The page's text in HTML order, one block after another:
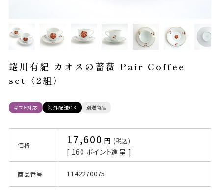
蜷川有紀 カオスの薔薇 Pair Coffee
set〈2組〉
ギフト対応 海外配送OK 別送商品
価格 17,600 税込
[ 160 ポイント進呈 ]
商品番号 1142270075